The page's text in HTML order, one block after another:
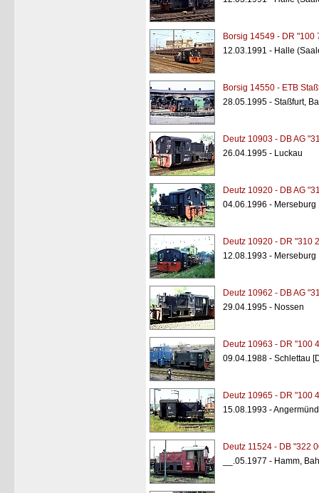
Borsig 14549 - DR "100
12.03.1991 - Halle
Borsig 14550 - ETB
28.05.1995 - Staßfurt,
Deutz 10903 - DB AG
26.04.1995 - Luckau
Deutz 10920 - DB AG
04.06.1996 - Merseburg
Deutz 10920 - DR "310
12.08.1993 - Merseburg
Deutz 10962 - DB AG
29.04.1995 - Nossen
Deutz 10963 - DR "100
09.04.1988 - Schlettau
Deutz 10965 - DR "100
15.08.1993 -
Deutz 11524 - DB "322
__.05.1977 - Hamm,